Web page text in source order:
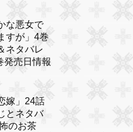
な悪女で
すが」4巻
ネタバレ
発売日情報
嫁」24話
とネタバ
のお茶